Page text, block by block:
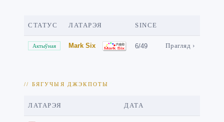
СТАТУС ЛАТАРЭЯ SINCE
Актыўная Mark Six 6/49 Прагляд ›
// БЯГУЧЫЯ ДЖЭКПОТЫ
ЛАТАРЭЯ ДАТА